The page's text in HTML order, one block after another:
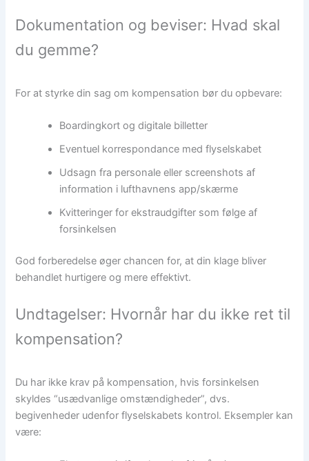
Dokumentation og beviser: Hvad skal
du gemme?
For at styrke din sag om kompensation bør du opbevare:
Boardingkort og digitale billetter
Eventuel korrespondance med flyselskabet
Udsagn fra personale eller screenshots af
information i lufthavnens app/skærme
Kvitteringer for ekstraudgifter som følge af
forsinkelsen
God forberedelse øger chancen for, at din klage bliver
behandlet hurtigere og mere effektivt.
Undtagelser: Hvornår har du ikke ret til
kompensation?
Du har ikke krav på kompensation, hvis forsinkelsen
skyldes “usædvanlige omstændigheder”, dvs.
begivenheder udenfor flyselskabets kontrol. Eksempler kan
være: